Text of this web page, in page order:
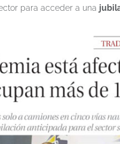
para acceder a una